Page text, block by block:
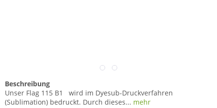
Beschreibung
Unser Flag 115 B1 wird im Dyesub-Druckverfahren
(Sublimation) bedruckt. Durch dieses... mehr